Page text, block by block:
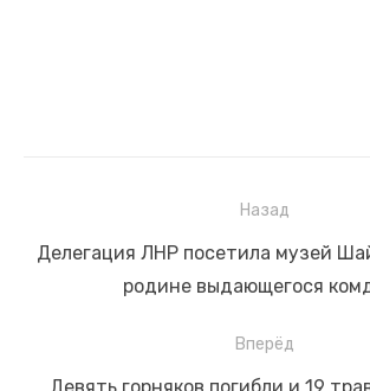
по
записям
Назад
Предыдущая
Делегация ЛНР посетила музей
родине выдающегося
Вперёд